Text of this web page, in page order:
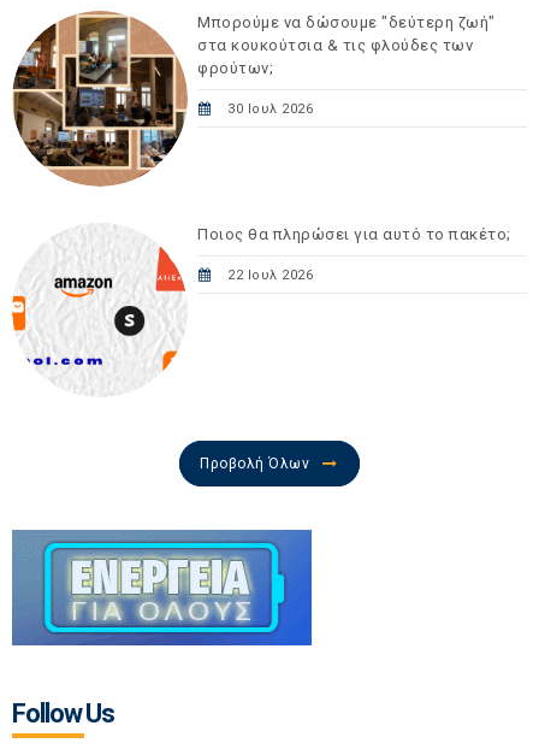
Μπορούμε να δώσουμε "δεύτερη ζωή"
στα κουκούτσια & τις φλούδες των
φρούτων;
30 Ιουλ 2026
Ποιος θα πληρώσει για αυτό το πακέτο;
22 Ιουλ 2026
Προβολή Όλων
Follow Us